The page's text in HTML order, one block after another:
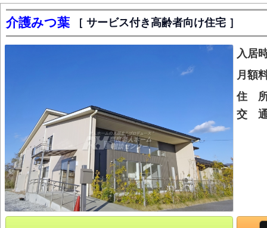
介護みつ葉 サービス付き高齢者向け住宅
入居
月額
住
交